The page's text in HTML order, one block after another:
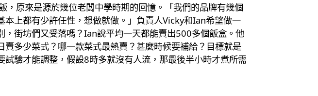
原來是源於幾位老闆中學時期的回憶。「我們的品牌有幾個
上都有少許任性，想做就做。」負責人Vicky和Ian希望做一
街坊們又受落嗎？Ian說平均一天都能賣出500多個飯盒。他
多少菜式？哪一款菜式最熱賣？甚麼時候要補給？目標就是
驗才能調整，假設8時多就沒有人流，那最後半小時才煮所需